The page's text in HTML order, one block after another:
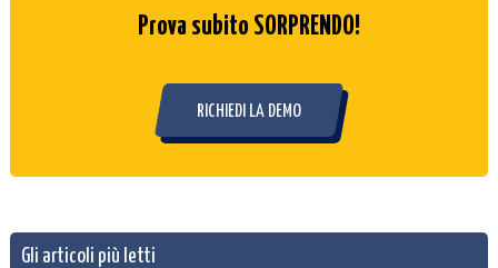
Prova subito SORPRENDO!
RICHIEDI LA DEMO
Gli articoli più letti